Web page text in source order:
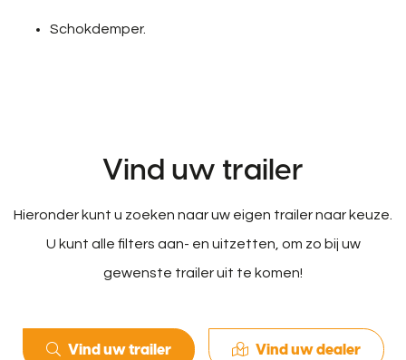
Schokdemper.
Vind uw trailer
Hieronder kunt u zoeken naar uw eigen trailer naar keuze.
U kunt alle filters aan- en uitzetten, om zo bij uw
gewenste trailer uit te komen!
Vind uw trailer Vind uw dealer